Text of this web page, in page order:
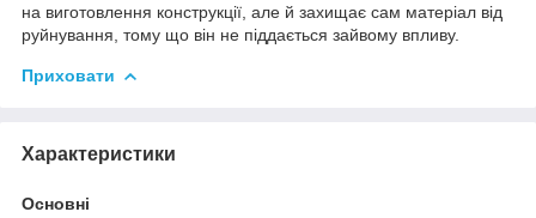
на виготовлення конструкції, але й захищає сам матеріал від
руйнування, тому що він не піддається зайвому впливу.
Приховати
Характеристики
Основні